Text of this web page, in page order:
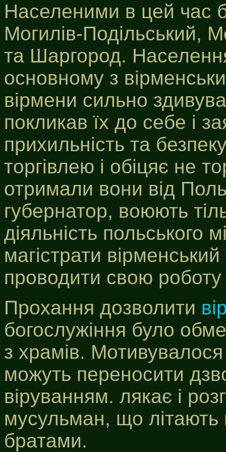
Населеними в цей час
Могилів-Подільський,
та Шаргород.
основному з
вірмени сильно
покликав їх до себе і
прихильність та
торгівлею і обіцяє не
отримали вони від
губернатор, воюють
діяльність польського
магістрати
проводити свою
Прохання дозволити
богослужіння було
з храмів.
можуть переносити
віруванням. лякає і
мусульман, що літають
братами.